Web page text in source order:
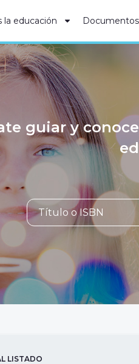
la educación Documentos
guiar y
LISTADO